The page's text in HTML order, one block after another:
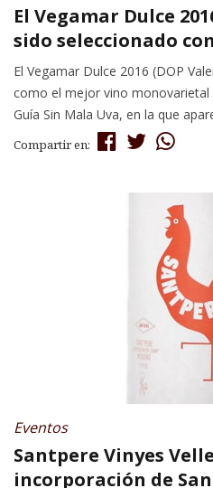
El Vegamar Dulce
sido seleccionado
El Vegamar Dulce 2016 (DOP
como el mejor vino monovarietal
Guía Sin Mala Uva, en la que
Compartir en:
Eventos
Santpere Vinyes
incorporación de